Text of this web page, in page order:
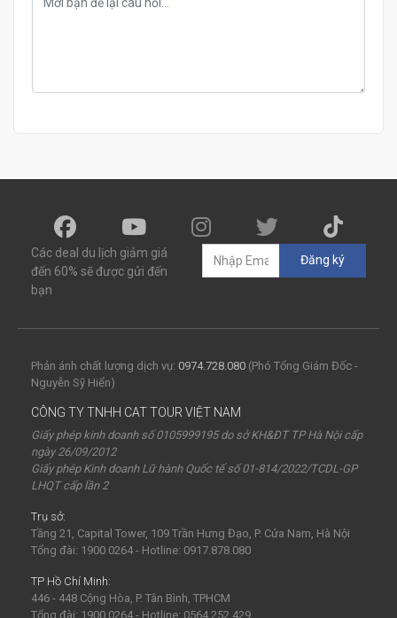
Các deal du lịch giảm giá
đến 60% sẽ được gửi đến
bạn
Đăng ký
Phản ánh chất lượng dịch vụ: 0974.728.080 (Phó Tổng Giám Đốc -
Nguyễn Sỹ Hiển)
CÔNG TY TNHH CAT TOUR VIỆT NAM
Giấy phép kinh doanh số 0105999195 do sở KH&ĐT TP Hà Nội cấp
ngày 26/09/2012
Giấy phép Kinh doanh Lữ hành Quốc tế số 01-814/2022/TCDL-GP
LHQT cấp lần 2
Trụ sở:
Tầng 21, Capital Tower, 109 Trần Hưng Đạo, P. Cửa Nam, Hà Nội
Tổng đài: 1900 0264 - Hotline: 0917.878.080
TP Hồ Chí Minh:
446 - 448 Cộng Hòa, P. Tân Bình, TPHCM
Tổng đài: 1900 0264 - Hotline: 0564.252.429